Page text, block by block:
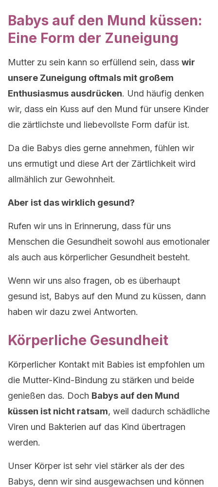
Babys auf den Mund küssen:
Eine Form der Zuneigung
Mutter zu sein kann so erfüllend sein, dass wir
unsere Zuneigung oftmals mit großem
Enthusiasmus ausdrücken. Und häufig denken
wir, dass ein Kuss auf den Mund für unsere Kinder
die zärtlichste und liebevollste Form dafür ist.
Da die Babys dies gerne annehmen, fühlen wir
uns ermutigt und diese Art der Zärtlichkeit wird
allmählich zur Gewohnheit.
Aber ist das wirklich gesund?
Rufen wir uns in Erinnerung, dass für uns
Menschen die Gesundheit sowohl aus emotionaler
als auch aus körperlicher Gesundheit besteht.
Wenn wir uns also fragen, ob es überhaupt
gesund ist, Babys auf den Mund zu küssen, dann
haben wir dazu zwei Antworten.
Körperliche Gesundheit
Körperlicher Kontakt mit Babies ist empfohlen um
die Mutter-Kind-Bindung zu stärken und beide
genießen das. Doch Babys auf den Mund
küssen ist nicht ratsam, weil dadurch schädliche
Viren und Bakterien auf das Kind übertragen
werden.
Unser Körper ist sehr viel stärker als der des
Babys, denn wir sind ausgewachsen und können